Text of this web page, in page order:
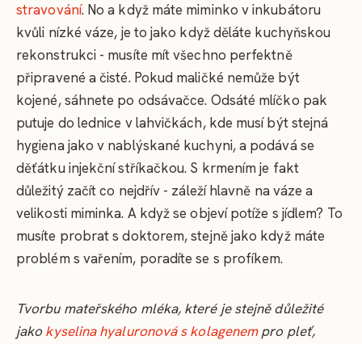
stravování. No a když máte miminko v inkubátoru
kvůli nízké váze, je to jako když děláte kuchyňskou
rekonstrukci - musíte mít všechno perfektně
připravené a čisté. Pokud maličké nemůže být
kojené, sáhnete po odsávačce. Odsáté mlíčko pak
putuje do lednice v lahvičkách, kde musí být stejná
hygiena jako v nablýskané kuchyni, a podává se
děťátku injekční stříkačkou. S krmením je fakt
důležitý začít co nejdřív - záleží hlavně na váze a
velikosti miminka. A když se objeví potíže s jídlem? To
musíte probrat s doktorem, stejně jako když máte
problém s vařením, poradíte se s profíkem.
Tvorbu mateřského mléka, které je stejně důležité
jakokyselina hyaluronová s kolagenempro pleť,